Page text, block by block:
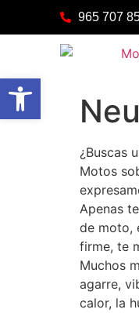
Abrir barra de
965 707
¿Buscas
Motos
Apenas
de moto,
firme, te
Muchos
agarre,
calor, la